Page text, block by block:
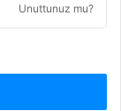
Unuttunuz mu?